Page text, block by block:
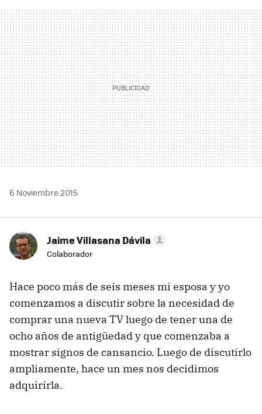
MAIL
6 Noviembre 2015
Jaime Villasana Dávila
Colaborador
Hace poco más de seis meses mi esposa y yo
comenzamos a discutir sobre la necesidad de
comprar una nueva TV luego de tener una de
ocho años de antigüedad y que comenzaba a
mostrar signos de cansancio. Luego de discutirlo
ampliamente, hace un mes nos decidimos
adquirirla.